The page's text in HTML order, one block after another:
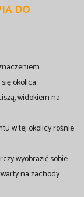
DO
okolica.
widokiem na
w tej okolicy rośnie
wyobrazić sobie
na zachody